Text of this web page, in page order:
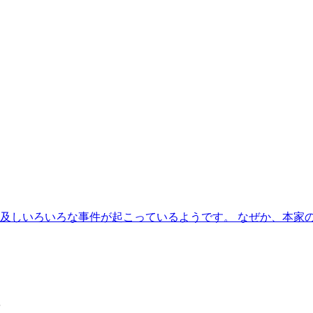
しいろいろな事件が起こっているようです。 なぜか、本家